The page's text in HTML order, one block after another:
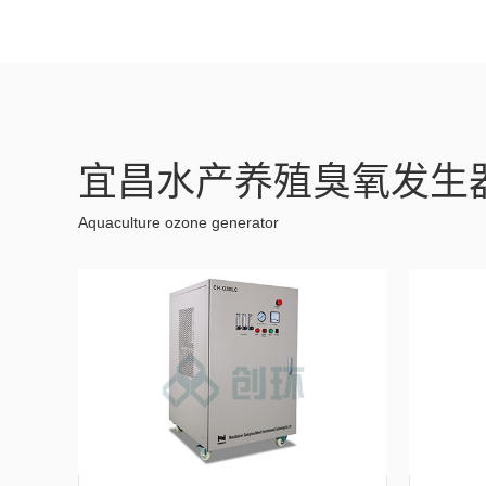
宜昌水产养殖臭氧发生
Aquaculture ozone generator